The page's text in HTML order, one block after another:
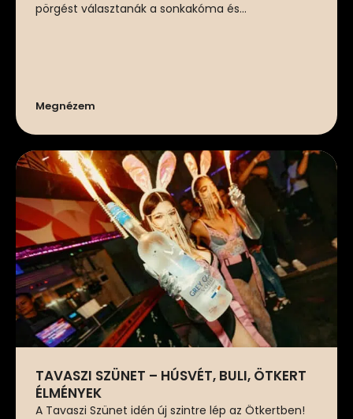
pörgést választanák a sonkakóma és...
Megnézem
TAVASZI SZÜNET – HÚSVÉT, BULI, ÖTKERT
ÉLMÉNYEK
A Tavaszi Szünet idén új szintre lép az Ötkertben!